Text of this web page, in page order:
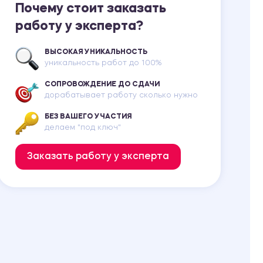
Почему стоит заказать
работу у эксперта?
ВЫСОКАЯ УНИКАЛЬНОСТЬ
уникальность работ до 100%
СОПРОВОЖДЕНИЕ ДО СДАЧИ
дорабатывает работу сколько нужно
БЕЗ ВАШЕГО УЧАСТИЯ
делаем "под ключ"
Заказать работу у эксперта